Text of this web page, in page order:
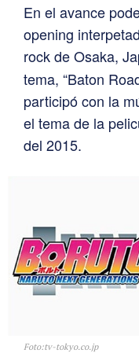
En el avance
opening
rock de Osaka,
tema, “Baton
participó con la
el tema de la
del 2015.
Foto:tv-tokyo.co.jp